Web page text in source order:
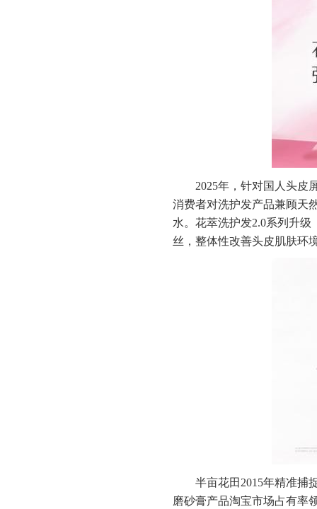
2025年，针对国人头皮
消费者对洗护发产品兼顾天
水。花萃洗护发2.0系列升
丝，整体性改善头皮肌肤环
半亩花田2015年精准捕
磨砂膏产品淘宝市场占有率